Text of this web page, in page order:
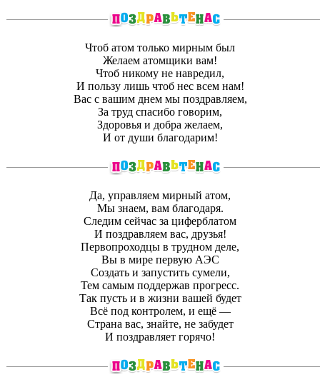
Чтоб атом только мирным был
Желаем атомщики вам!
Чтоб никому не навредил,
И пользу лишь чтоб нес всем нам!
Вас с вашим днем мы поздравляем,
За труд спасибо говорим,
Здоровья и добра желаем,
И от души благодарим!
Да, управляем мирный атом,
Мы знаем, вам благодаря.
Следим сейчас за циферблатом
И поздравляем вас, друзья!
Первопроходцы в трудном деле,
Вы в мире первую АЭС
Создать и запустить сумели,
Тем самым поддержав прогресс.
Так пусть и в жизни вашей будет
Всё под контролем, и ещё —
Страна вас, знайте, не забудет
И поздравляет горячо!